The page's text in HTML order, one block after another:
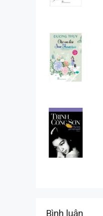
Bình luận